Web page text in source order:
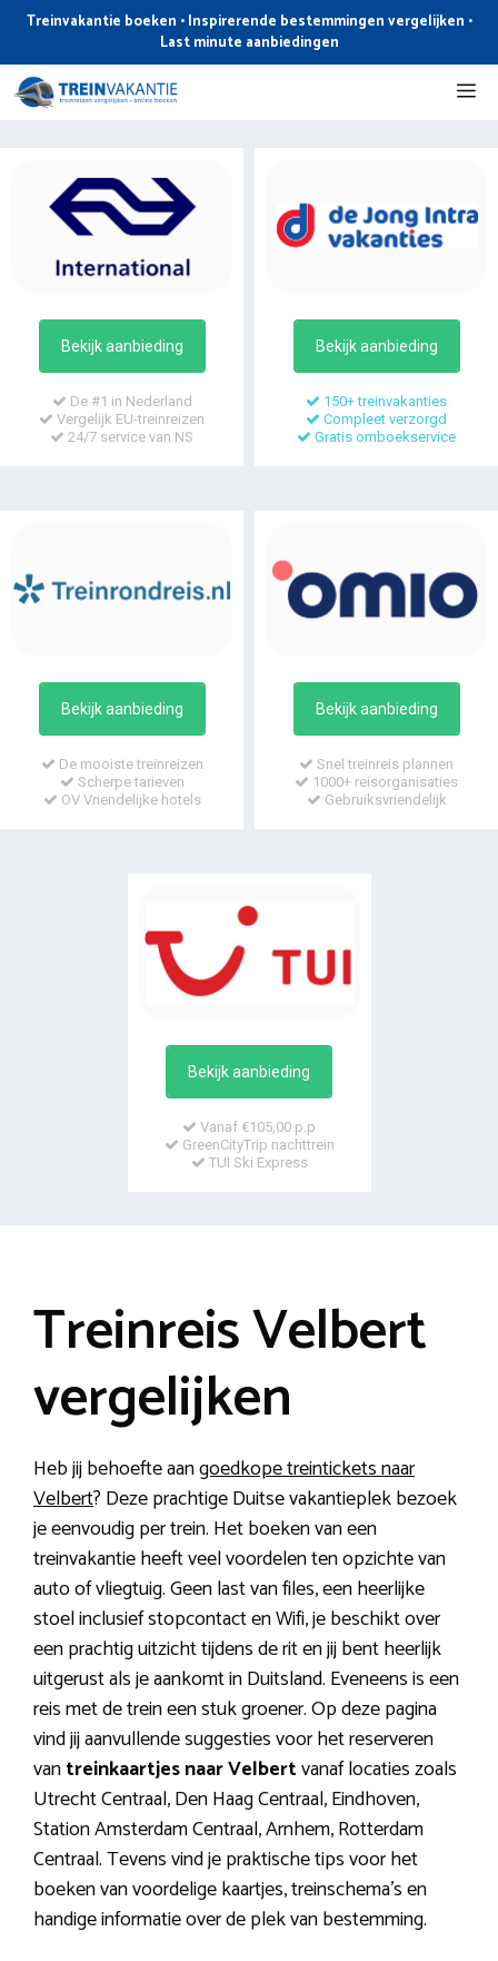
de
inhoud
Treinvakantie boeken • Inspirerende bestemmingen vergelijken •
Last minute aanbiedingen
Bekijk aanbieding
De #1 in Nederland
Vergelijk EU-treinreizen
24/7 service van NS
Bekijk aanbieding
150+ treinvakanties
Compleet verzorgd
Gratis omboekservice
Bekijk aanbieding
De mooiste treinreizen
Scherpe tarieven
OV Vriendelijke hotels
Bekijk aanbieding
Snel treinreis plannen
1000+ reisorganisaties
Gebruiksvriendelijk
Bekijk aanbieding
Vanaf €105,00 p.p
GreenCityTrip nachttrein
TUI Ski Express
Treinreis Velbert
vergelijken
Heb jij behoefte aangoedkope treintickets naar
Velbert? Deze prachtige Duitse vakantieplek bezoek
je eenvoudig per trein. Het boeken van een
treinvakantie heeft veel voordelen ten opzichte van
auto of vliegtuig. Geen last van files, een heerlijke
stoel inclusief stopcontact en Wifi, je beschikt over
een prachtig uitzicht tijdens de rit en jij bent heerlijk
uitgerust als je aankomt in Duitsland. Eveneens is een
reis met de trein een stuk groener. Op deze pagina
vind jij aanvullende suggesties voor het reserveren
vantreinkaartjes naar Velbertvanaf locaties zoals
Utrecht Centraal, Den Haag Centraal, Eindhoven,
Station Amsterdam Centraal, Arnhem, Rotterdam
Centraal. Tevens vind je praktische tips voor het
boeken van voordelige kaartjes, treinschema’s en
handige informatie over de plek van bestemming.